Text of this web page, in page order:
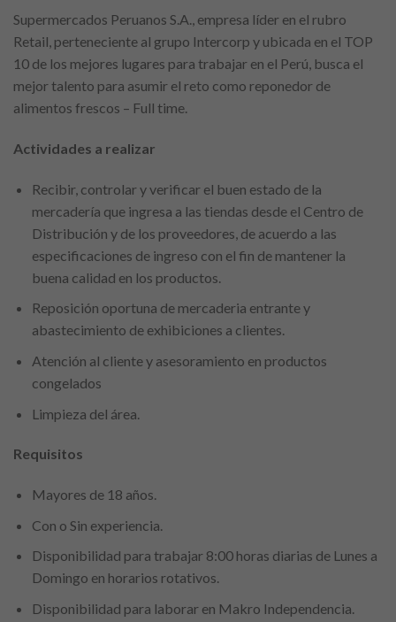
Supermercados Peruanos S.A., empresa líder en el rubro
Retail, perteneciente al grupo Intercorp y ubicada en el TOP
10 de los mejores lugares para trabajar en el Perú, busca el
mejor talento para asumir el reto como reponedor de
alimentos frescos – Full time.
Actividades a realizar
Recibir, controlar y verificar el buen estado de la
mercadería que ingresa a las tiendas desde el Centro de
Distribución y de los proveedores, de acuerdo a las
especificaciones de ingreso con el fin de mantener la
buena calidad en los productos.
Reposición oportuna de mercaderia entrante y
abastecimiento de exhibiciones a clientes.
Atención al cliente y asesoramiento en productos
congelados
Limpieza del área.
Requisitos
Mayores de 18 años.
Con o Sin experiencia.
Disponibilidad para trabajar 8:00 horas diarias de Lunes a
Domingo en horarios rotativos.
Disponibilidad para laborar en Makro Independencia.